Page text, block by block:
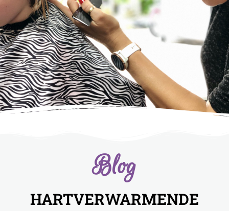
Bij Monique
Contact mij voor
Blog
HARTVERWARMENDE